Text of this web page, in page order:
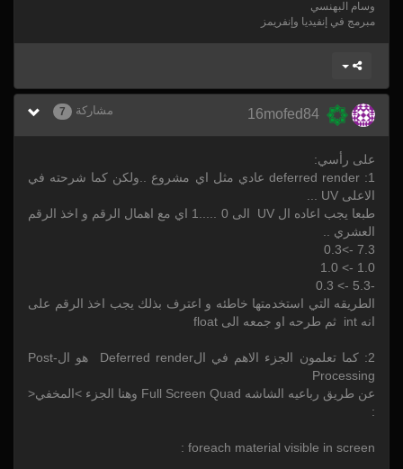
وسام البهنسي
مبرمج في إنفيديا وإنفريمز
16mofed84 مشاركة 7
على رأسي:
1: deferred render عادي مثل اي مشروع ..ولكن كما شرحته في
الاعلى UV ...
طبعا يجب اعاده ال UV الى 0 .....1 اي مع اهمال الرقم و اخذ الرقم
العشري ..
7.3 ->0.3
1.0 -> 1.0
-5.3 -> 0.3
الطريقه التي استخدمتها خاطئه و اعترف بذلك يجب اخذ الرقم على
انه int ثم طرحه او جمعه الى float
2: كما تعلمون الجزء الاهم في الDeferred render هو الPost-
Processing
عن طريق رباعيه الشاشه Full Screen Quad وهنا الجزء >المخفي<
:
foreach material visible in screen :